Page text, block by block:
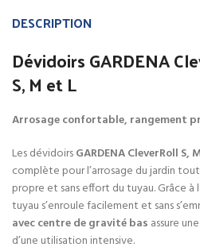
DESCRIPTION
Dévidoirs GARDENA
S, M et L
Arrosage confortable, rangement
Les dévidoirsGARDENA CleverRoll S,
complète pour l’arrosage du jardin
propre et sans effort du tuyau. Grâce à
tuyau s’enroule facilement et sans
avec centre de gravité bas assure
d’une utilisation intensive.